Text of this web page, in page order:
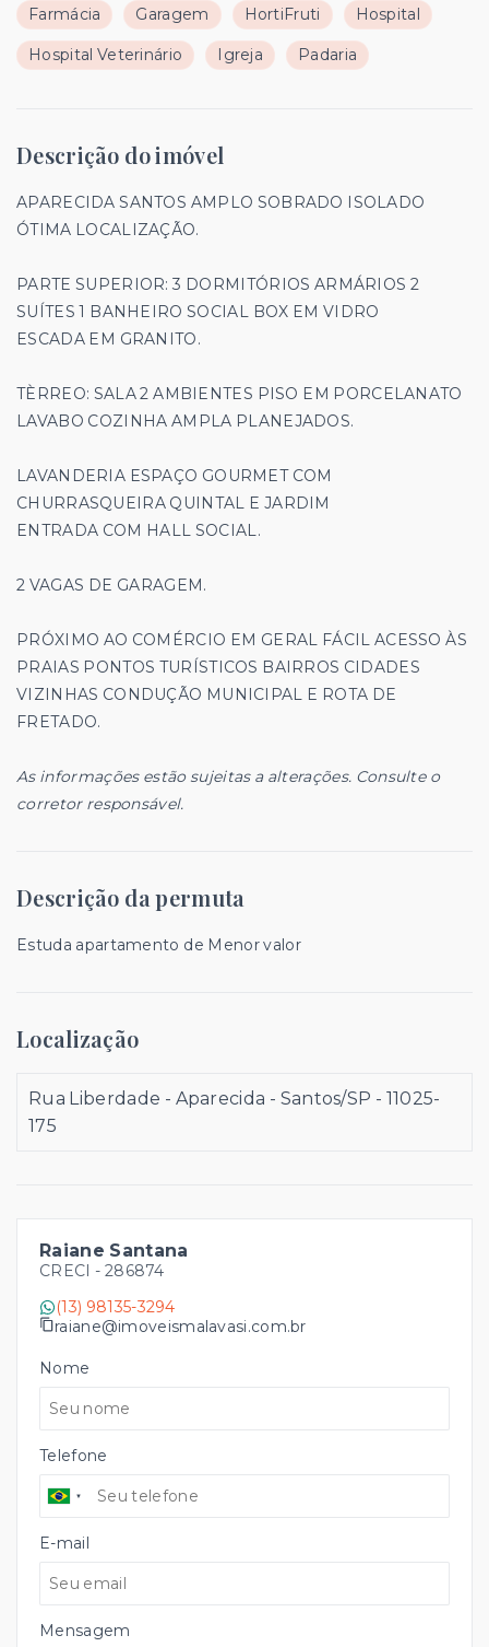
Raiane Santana
CRECI - 286874
(13) 98135-3294
raiane@imoveismalavasi.com.br
Nome
Telefone
E-mail
Mensagem
Farmácia Garagem HortiFruti Hospital
Hospital Veterinário Igreja Padaria
Descrição do imóvel
APARECIDA SANTOS AMPLO SOBRADO ISOLADO
ÓTIMA LOCALIZAÇÃO.
PARTE SUPERIOR: 3 DORMITÓRIOS ARMÁRIOS 2
SUÍTES 1 BANHEIRO SOCIAL BOX EM VIDRO
ESCADA EM GRANITO.
TÈRREO: SALA 2 AMBIENTES PISO EM PORCELANATO
LAVABO COZINHA AMPLA PLANEJADOS.
LAVANDERIA ESPAÇO GOURMET COM
CHURRASQUEIRA QUINTAL E JARDIM
ENTRADA COM HALL SOCIAL.
2 VAGAS DE GARAGEM.
PRÓXIMO AO COMÉRCIO EM GERAL FÁCIL ACESSO ÀS
PRAIAS PONTOS TURÍSTICOS BAIRROS CIDADES
VIZINHAS CONDUÇÃO MUNICIPAL E ROTA DE
FRETADO.
As informações estão sujeitas a alterações. Consulte o
corretor responsável.
Descrição da permuta
Estuda apartamento de Menor valor
Localização
Rua Liberdade - Aparecida - Santos/SP - 11025-
175